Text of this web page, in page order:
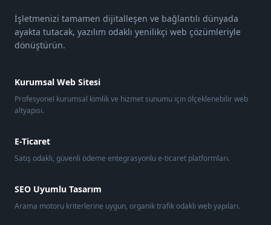
İşletmenizi tamamen dijitalleşen ve bağlantılı dünyada
ayakta tutacak, yazılım odaklı yenilikçi web çözümleriyle
dönüştürün.
Kurumsal Web Sitesi
Profesyonel kurumsal kimlik ve hizmet sunumu için ölçeklenebilir web
altyapısı.
E-Ticaret
Satış odaklı, güvenli ödeme entegrasyonlu e-ticaret platformları.
SEO Uyumlu Tasarım
Arama motoru kriterlerine uygun, organik trafik odaklı web yapıları.